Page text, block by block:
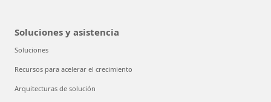
Soluciones y asistencia
Soluciones
Recursos para acelerar el crecimiento
Arquitecturas de solución